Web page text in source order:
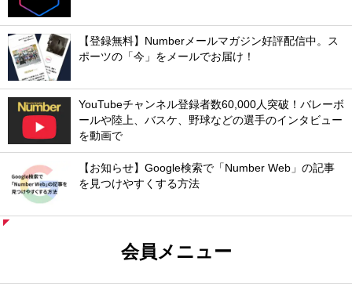
【登録無料】Numberメールマガジン好評配信中。ス
ポーツの「今」をメールでお届け！
YouTubeチャンネル登録者数60,000人突破！バレーボ
ールや陸上、バスケ、野球などの選手のインタビュー
を動画で
【お知らせ】Google検索で「Number Web」の記事
を見つけやすくする方法
会員メニュー